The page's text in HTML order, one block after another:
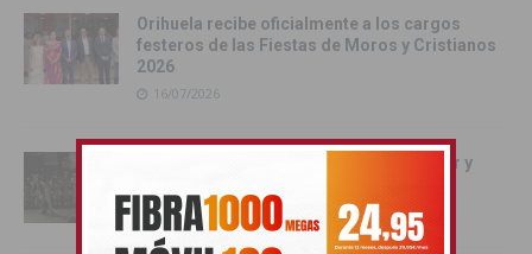
Orihuela recibe oficialmente a los cargos
festeros de las Fiestas de Moros y Cristianos
2026
16/07/2026
La magia de la noche mora llena de color y
16/07/2026